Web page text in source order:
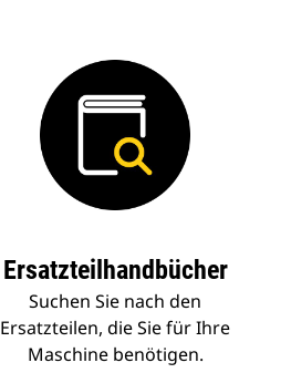
Ersatzteilhandbücher
Suchen Sie nach den
Ersatzteilen, die Sie für Ihre
Maschine benötigen.